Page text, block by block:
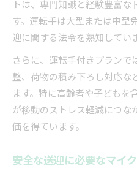
トは、専門知識と経験豊富
す。運転手は大型または中型
迎に関する法令を熟知してい
さらに、運転手付きプランで
整、荷物の積み下ろし対応な
ます。特に高齢者や子どもを
が移動のストレス軽減につな
価を得ています。
安全な送迎に必要なマイ